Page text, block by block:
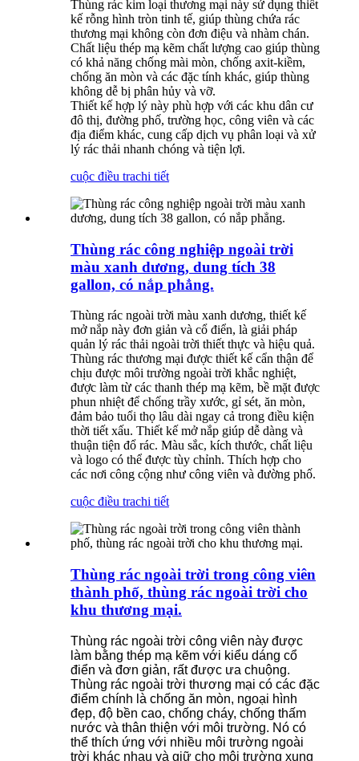
Thùng rác kim loại thương mại này sử dụng thiết
kế rỗng hình tròn tinh tế, giúp thùng chứa rác
thương mại không còn đơn điệu và nhàm chán.
Chất liệu thép mạ kẽm chất lượng cao giúp thùng
có khả năng chống mài mòn, chống axit-kiềm,
chống ăn mòn và các đặc tính khác, giúp thùng
không dễ bị phân hủy và vỡ.
Thiết kế hợp lý này phù hợp với các khu dân cư
đô thị, đường phố, trường học, công viên và các
địa điểm khác, cung cấp dịch vụ phân loại và xử
lý rác thải nhanh chóng và tiện lợi.
cuộc điều trachi tiết
Thùng rác công nghiệp ngoài trời
màu xanh dương, dung tích 38
gallon, có nắp phẳng.
Thùng rác ngoài trời màu xanh dương, thiết kế
mở nắp này đơn giản và cổ điển, là giải pháp
quản lý rác thải ngoài trời thiết thực và hiệu quả.
Thùng rác thương mại được thiết kế cẩn thận để
chịu được môi trường ngoài trời khắc nghiệt,
được làm từ các thanh thép mạ kẽm, bề mặt được
phun nhiệt để chống trầy xước, gỉ sét, ăn mòn,
đảm bảo tuổi thọ lâu dài ngay cả trong điều kiện
thời tiết xấu. Thiết kế mở nắp giúp dễ dàng và
thuận tiện đổ rác. Màu sắc, kích thước, chất liệu
và logo có thể được tùy chỉnh. Thích hợp cho
các nơi công cộng như công viên và đường phố.
cuộc điều trachi tiết
Thùng rác ngoài trời trong công viên
thành phố, thùng rác ngoài trời cho
khu thương mại.
Thùng rác ngoài trời công viên này được
làm bằng thép mạ kẽm với kiểu dáng cổ
điển và đơn giản, rất được ưa chuộng.
Thùng rác ngoài trời thương mại có các đặc
điểm chính là chống ăn mòn, ngoại hình
đẹp, độ bền cao, chống cháy, chống thấm
nước và thân thiện với môi trường. Nó có
thể thích ứng với nhiều môi trường ngoài
trời khác nhau và giữ cho môi trường xung